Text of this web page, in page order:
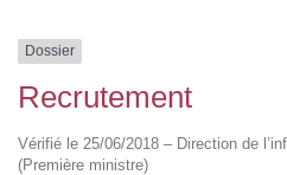
Dossier
Recrutement
Vérifié le 25/06/2018 – Direction de
(Première ministre)